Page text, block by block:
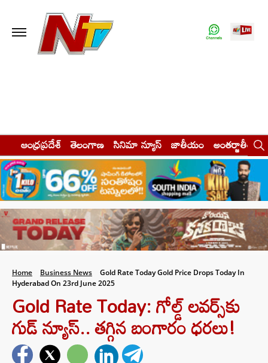
ఆంధ్రప్రదేశ్ తెలంగాణ సినిమా న్యూస్ జాతీయం అంతర్జాతీయం
Home Business News
Gold Rate Today Gold Price Drops Today In
Hyderabad On 23rd June 2025
Gold Rate Today: గోల్డ్ లవర్స్‌కు
గుడ్‌ న్యూస్​.. తగ్గిన బంగారం ధరలు!